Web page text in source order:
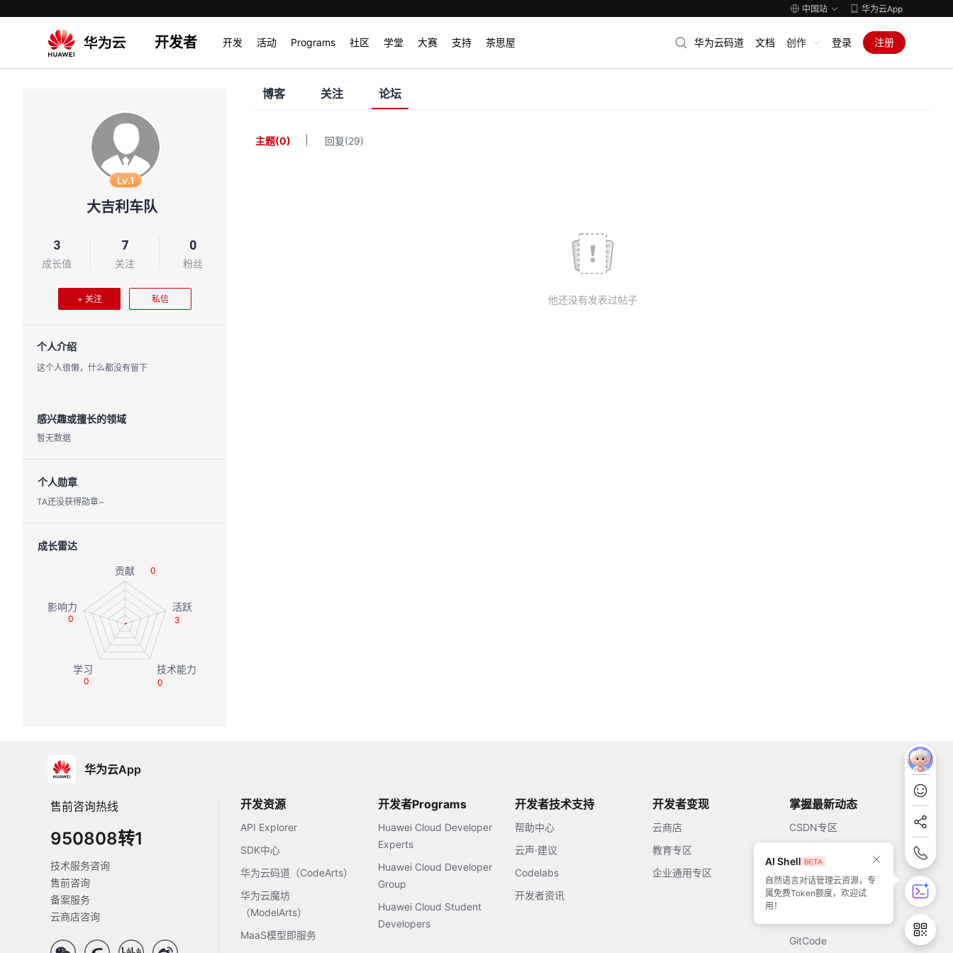
中国站 华为云App
开发者 开发 活动 Programs 社区 学堂 大赛 支持 茶思屋 华为云码道 文档 创作 登录 注册
Lv.1
大吉利车队
3
成长值
7
关注
0
粉丝
+ 关注 私信
个人介绍
这个人很懒，什么都没有留下
感兴趣或擅长的领域
暂无数据
个人勋章
TA还没获得勋章~
成长雷达
0
3
0
0
0
博客 关注 论坛
主题(0) 回复(29)
他还没有发表过帖子
华为云App
售前咨询热线
950808转1
技术服务咨询
售前咨询
备案服务
云商店咨询
开发资源
API Explorer
SDK中心
华为云码道（CodeArts）
华为云魔坊
（ModelArts）
MaaS模型即服务
开发者Programs
Huawei Cloud Developer
Experts
Huawei Cloud Developer
Group
Huawei Cloud Student
Developers
开发者技术支持
帮助中心
云声·建议
Codelabs
开发者资讯
开发者变现
云商店
教育专区
企业通用专区
掌握最新动态
CSDN专区
51CTO
GitCode
AI Shell
自然语言对话管理云资源，专
属免费Token额度，欢迎试
用！